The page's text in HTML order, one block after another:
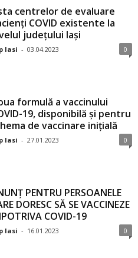
centrelor de evaluare
COVID existente la
județului Iași
Iasi - 03.04.2023 0
formulă a vaccinului
19, disponibilă și pentru
de vaccinare inițială
Iasi - 27.01.2023 0
PENTRU PERSOANELE
DORESC SĂ SE VACCINEZE
COVID-19
Iasi - 16.01.2023 0